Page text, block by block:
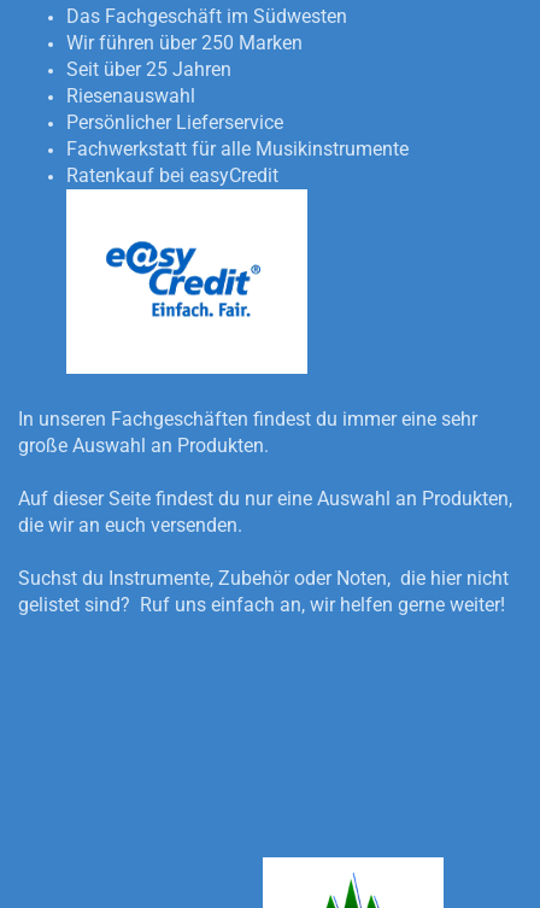
Das Fachgeschäft im Südwesten
Wir führen über 250 Marken
Seit über 25 Jahren
Riesenauswahl
Persönlicher Lieferservice
Fachwerkstatt für alle Musikinstrumente
Ratenkauf bei easyCredit
In unseren Fachgeschäften findest du immer eine sehr
große Auswahl an Produkten.
Auf dieser Seite findest du nur eine Auswahl an Produkten,
die wir an euch versenden.
Suchst du Instrumente, Zubehör oder Noten, die hier nicht
gelistet sind? Ruf uns einfach an, wir helfen gerne weiter!